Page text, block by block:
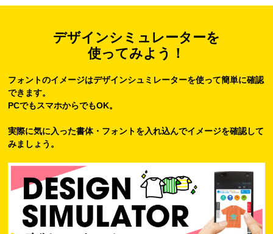
デザインシミュレーターを
使ってみよう！
フォントのイメージはデザインシュミレーターを使って簡単に確認
できます。
PCでもスマホからでもOK。
実際に気に入った書体・フォントを入れ込んでイメージを確認して
みましょう。